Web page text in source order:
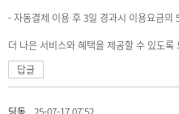
- 자동결제 이용 후 3일 경과시 이용요금의
더 나은 서비스와 혜택을 제공할 수 있도록
답글